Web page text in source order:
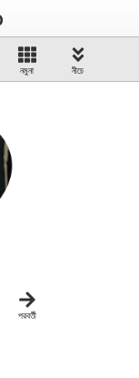
নমুনা নীচে
পরবর্তী